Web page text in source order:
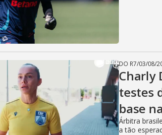
DO R7/03/08/
Charly
testes
base
Árbitra
a tão